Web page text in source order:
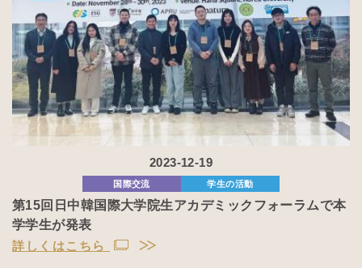
2023-12-19
国際交流 学生の活動
第15回日中韓国際大学院生アカデミックフォーラムで本
学学生が発表
詳しくはこちら